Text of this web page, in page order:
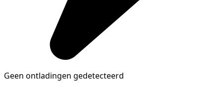
Geen ontladingen gedetecteerd